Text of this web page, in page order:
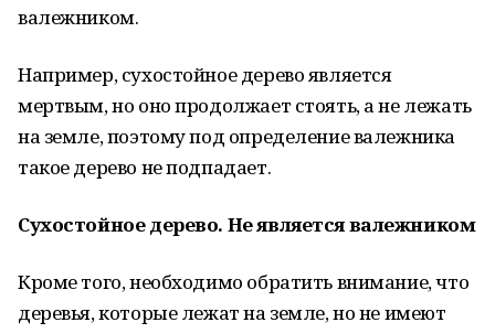
валежником.
Например, сухостойное дерево является
мертвым, но оно продолжает стоять, а не лежать
на земле, поэтому под определение валежника
такое дерево не подпадает.
Сухостойное дерево. Не является валежником
Кроме того, необходимо обратить внимание, что
деревья, которые лежат на земле, но не имеют